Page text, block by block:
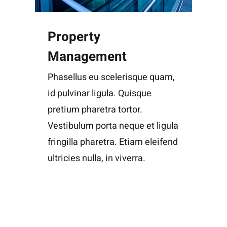
Property
Management
Phasellus eu scelerisque quam,
id pulvinar ligula. Quisque
pretium pharetra tortor.
Vestibulum porta neque et ligula
fringilla pharetra. Etiam eleifend
ultricies nulla, in viverra.